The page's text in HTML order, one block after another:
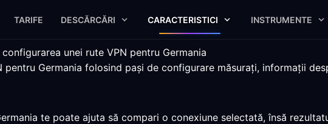
TARIFE DESCĂRCĂRI CARACTERISTICI INSTRUMENTE
unei rute VPN pentru Germania
pentru Germania folosind pași de configurare măsurați, informații
te poate ajuta să compari o conexiune selectată, însă